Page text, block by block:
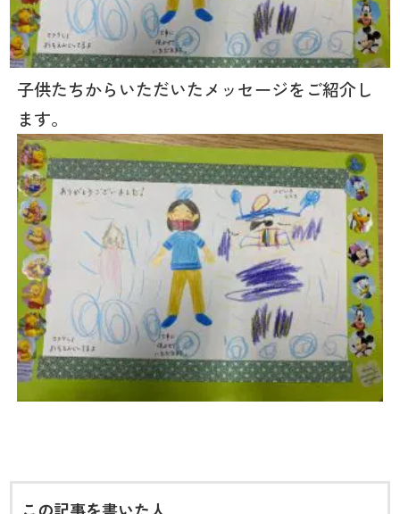
子供たちからいただいたメッセージをご紹介し
ます。
この記事を書いた人